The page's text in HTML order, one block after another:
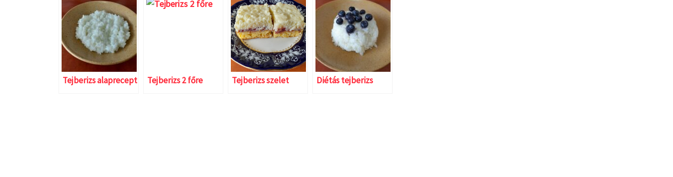
Tejberizs alaprecept Tejberizs 2 főre Tejberizs szelet Diétás tejberizs